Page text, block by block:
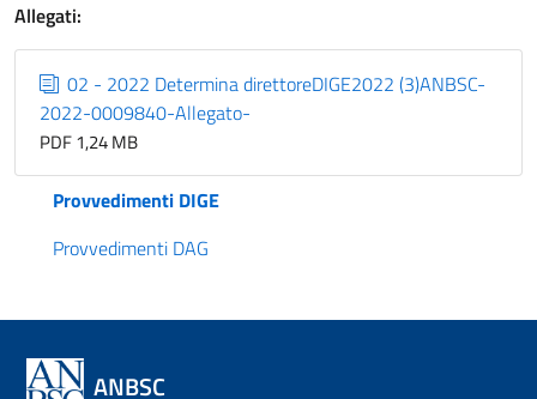
Allegati:
02 - 2022 Determina direttoreDIGE2022 (3)ANBSC-
2022-0009840-Allegato-
PDF 1,24 MB
Provvedimenti DIGE
Provvedimenti DAG
ANBSC